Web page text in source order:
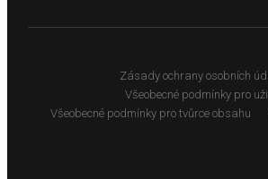
Zásady ochrany osobních
Všeobecné podmínky pro
Všeobecné podmínky pro tvůrce obsahu